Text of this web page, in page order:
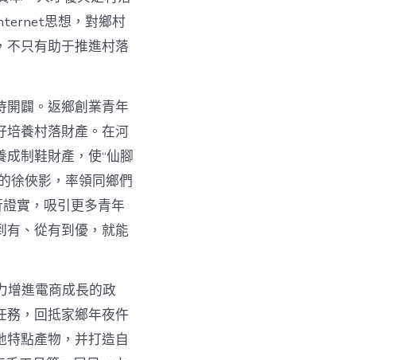
思想，對鄉村
不只有助于推進村落
開闢。返鄉創業青年
培養村落財產。在河
制鞋財產，使“仙腳
徐俠影，率領同鄉們
實，吸引更多青年
有、從有到優，就能
增進電商成長的政
務，回抵家鄉年夜仵
特點產物，并打造自